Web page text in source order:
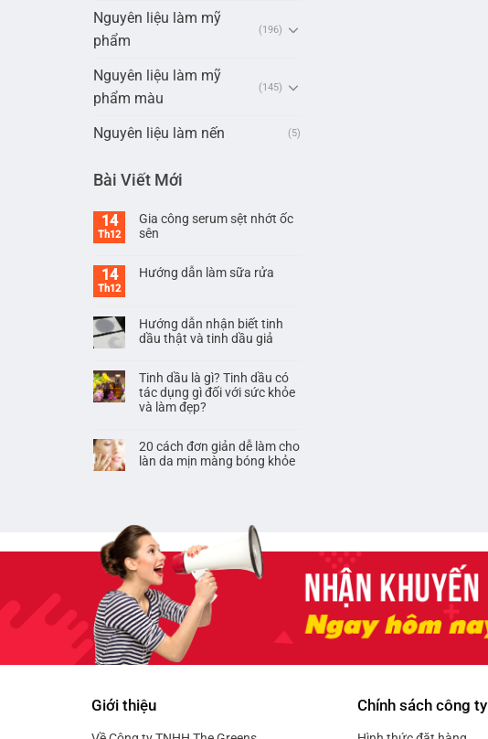
Nguyên liệu làm mỹ
phẩm
(196)
Nguyên liệu làm mỹ
phẩm màu
(145)
Nguyên liệu làm nến (5)
Bài Viết Mới
14
Th12
Gia công serum sệt nhớt ốc
sên
14
Th12
Hướng dẫn làm sữa rửa
Hướng dẫn nhận biết tinh
dầu thật và tinh dầu giả
Tinh dầu là gì? Tinh dầu có
tác dụng gì đối với sức khỏe
và làm đẹp?
20 cách đơn giản dễ làm cho
làn da mịn màng bóng khỏe
Giới thiệu Chính sách công ty